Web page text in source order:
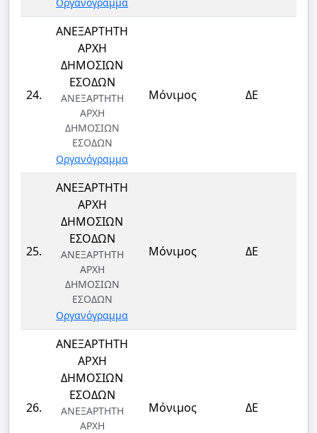
24.
ΑΝΕΞΑΡΤΗΤΗ
ΑΡΧΗ
ΔΗΜΟΣΙΩΝ
ΕΣΟΔΩΝ
ΑΝΕΞΑΡΤΗΤΗ
ΑΡΧΗ
ΔΗΜΟΣΙΩΝ
ΕΣΟΔΩΝ
Οργανόγραμμα
Μόνιμος ΔΕ
25.
ΑΝΕΞΑΡΤΗΤΗ
ΑΡΧΗ
ΔΗΜΟΣΙΩΝ
ΕΣΟΔΩΝ
ΑΝΕΞΑΡΤΗΤΗ
ΑΡΧΗ
ΔΗΜΟΣΙΩΝ
ΕΣΟΔΩΝ
Οργανόγραμμα
Μόνιμος ΔΕ
26.
ΑΝΕΞΑΡΤΗΤΗ
ΑΡΧΗ
ΔΗΜΟΣΙΩΝ
ΕΣΟΔΩΝ
ΑΝΕΞΑΡΤΗΤΗ
ΑΡΧΗ
Μόνιμος ΔΕ